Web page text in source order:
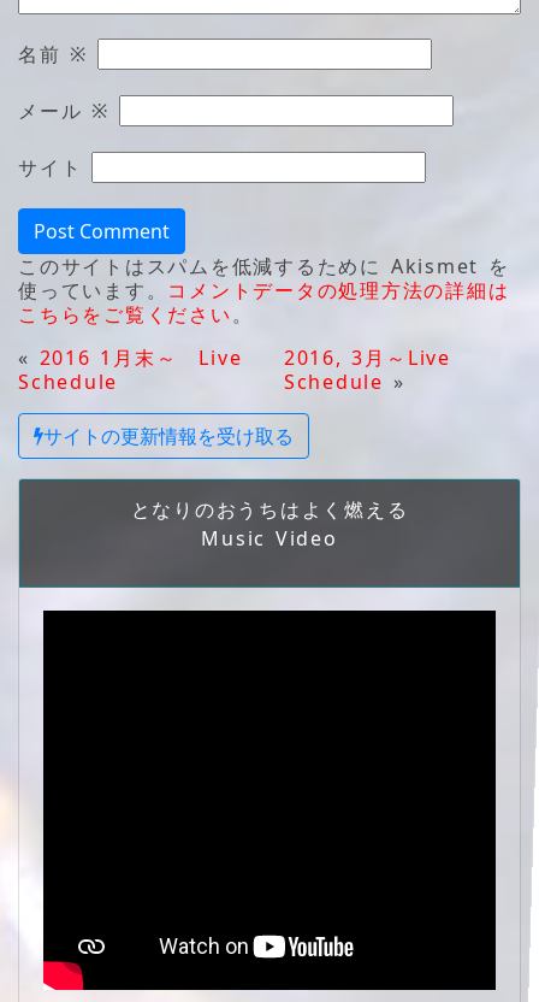
名前 ※
メール ※
サイト
このサイトはスパムを低減するために Akismet を
使っています。 コメントデータの処理方法の詳細は
こちらをご覧ください。
« 2016 1月末～ Live
Schedule
2016, 3月～Live
Schedule »
サイトの更新情報を受け取る
となりのおうちはよく燃える
Music Video